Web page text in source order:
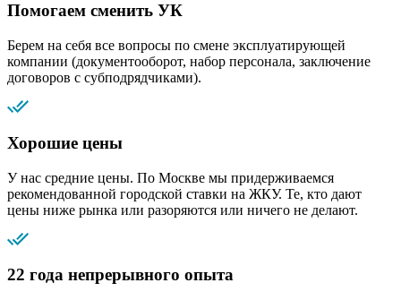
Помогаем сменить УК
Берем на себя все вопросы по смене эксплуатирующей
компании (документооборот, набор персонала, заключение
договоров с субподрядчиками).
Хорошие цены
У нас средние цены. По Москве мы придерживаемся
рекомендованной городской ставки на ЖКУ. Те, кто дают
цены ниже рынка или разоряются или ничего не делают.
22 года непрерывного опыта